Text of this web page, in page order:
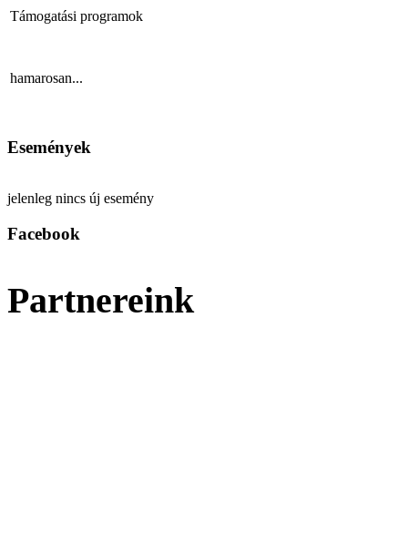
Támogatási programok
hamarosan...
Események
jelenleg nincs új esemény
Facebook
Partnereink